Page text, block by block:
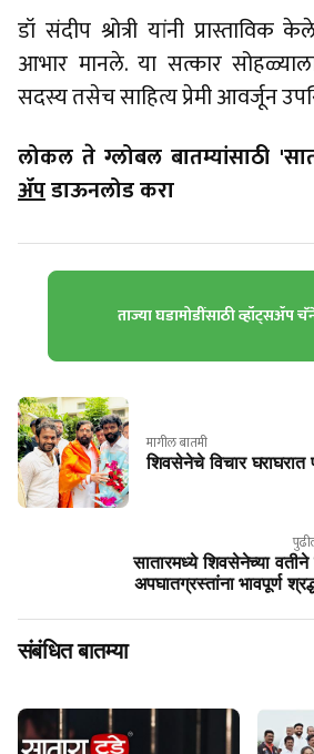
डॉ संदीप श्रोत्री यांनी प्रास्ताविक
आभार मानले. या सत्कार
सदस्य तसेच साहित्य प्रेमी आवर्जून
लोकल ते ग्लोबल बातम्यांसाठी
ॲपडाऊनलोड करा
ताज्या घडामोडींसाठी व्हॉट्सॲप
मागील बातमी
शिवसेनेचे विचार घराघरात
सातारमध्ये शिवसेनेच्या वतीने
अपघातग्रस्तांना भावपूर्ण
संबंधित बातम्या